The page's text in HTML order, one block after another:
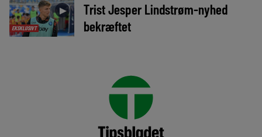
EKSKLUSIVT
►
Trist Jesper Lindstrøm-nyhed
bekræftet